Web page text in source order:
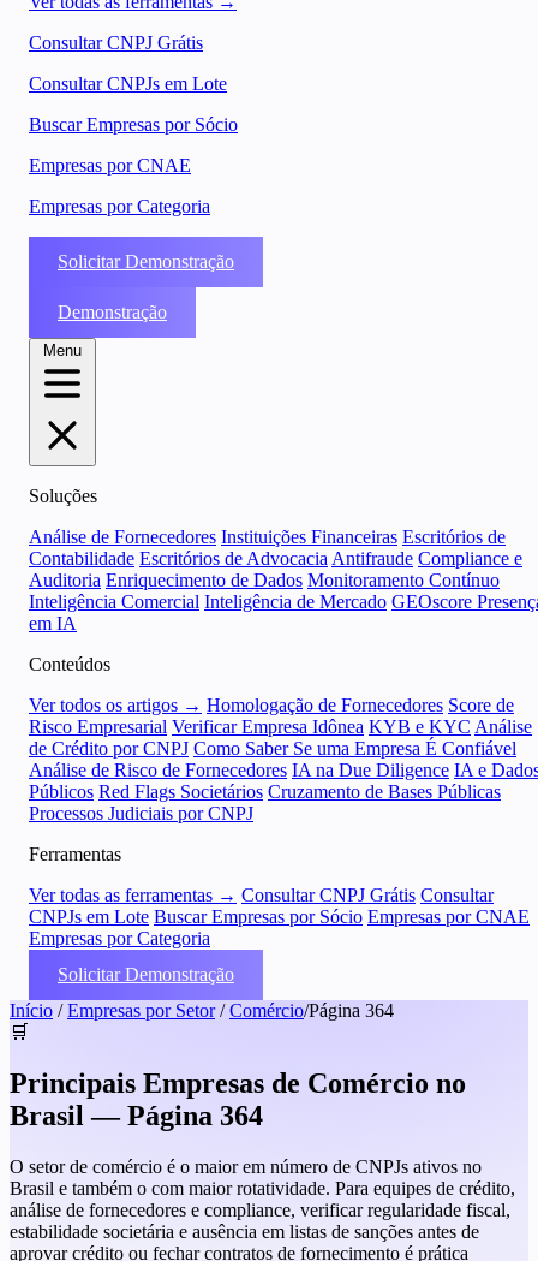
Consultar CNPJ Grátis
Consultar CNPJs em Lote
Buscar Empresas por Sócio
Empresas por CNAE
Empresas por Categoria
Solicitar Demonstração
Demonstração
Menu
Soluções
Análise de Fornecedores Instituições Financeiras Escritórios de
Contabilidade Escritórios de Advocacia Antifraude Compliance e
Auditoria Enriquecimento de Dados Monitoramento Contínuo
Inteligência Comercial Inteligência de Mercado GEOscore
em IA
Conteúdos
Ver todos os artigos → Homologação de Fornecedores Score de
Risco Empresarial Verificar Empresa Idônea KYB e KYC Análise
de Crédito por CNPJ Como Saber Se uma Empresa É Confiável
Análise de Risco de Fornecedores IA na Due Diligence IA e
Públicos Red Flags Societários Cruzamento de Bases Públicas
Processos Judiciais por CNPJ
Ferramentas
Ver todas as ferramentas → Consultar CNPJ Grátis Consultar
CNPJs em Lote Buscar Empresas por Sócio Empresas por CNAE
Empresas por Categoria
Solicitar Demonstração
Início / Empresas por Setor / Comércio/Página 364
🛒
Principais Empresas de Comércio no
Brasil — Página 364
O setor de comércio é o maior em número de CNPJs ativos no
Brasil e também o com maior rotatividade. Para equipes de crédito,
análise de fornecedores e compliance, verificar regularidade fiscal,
estabilidade societária e ausência em listas de sanções antes de
aprovar crédito ou fechar contratos de fornecimento é prática